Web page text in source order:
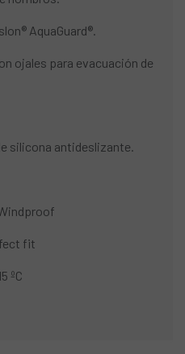
AquaGuard®.
ojales para evacuación de
silicona antideslizante.
fit
ºC